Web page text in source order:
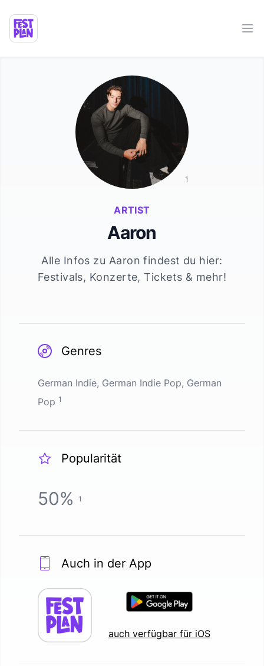
ARTIST
Aaron
Alle Infos zu Aaron findest du hier:
Festivals, Konzerte, Tickets & mehr!
1
Genres
German Indie, German Indie Pop, German
Pop 1
Popularität
50% 1
Auch in der App
auch verfügbar für iOS